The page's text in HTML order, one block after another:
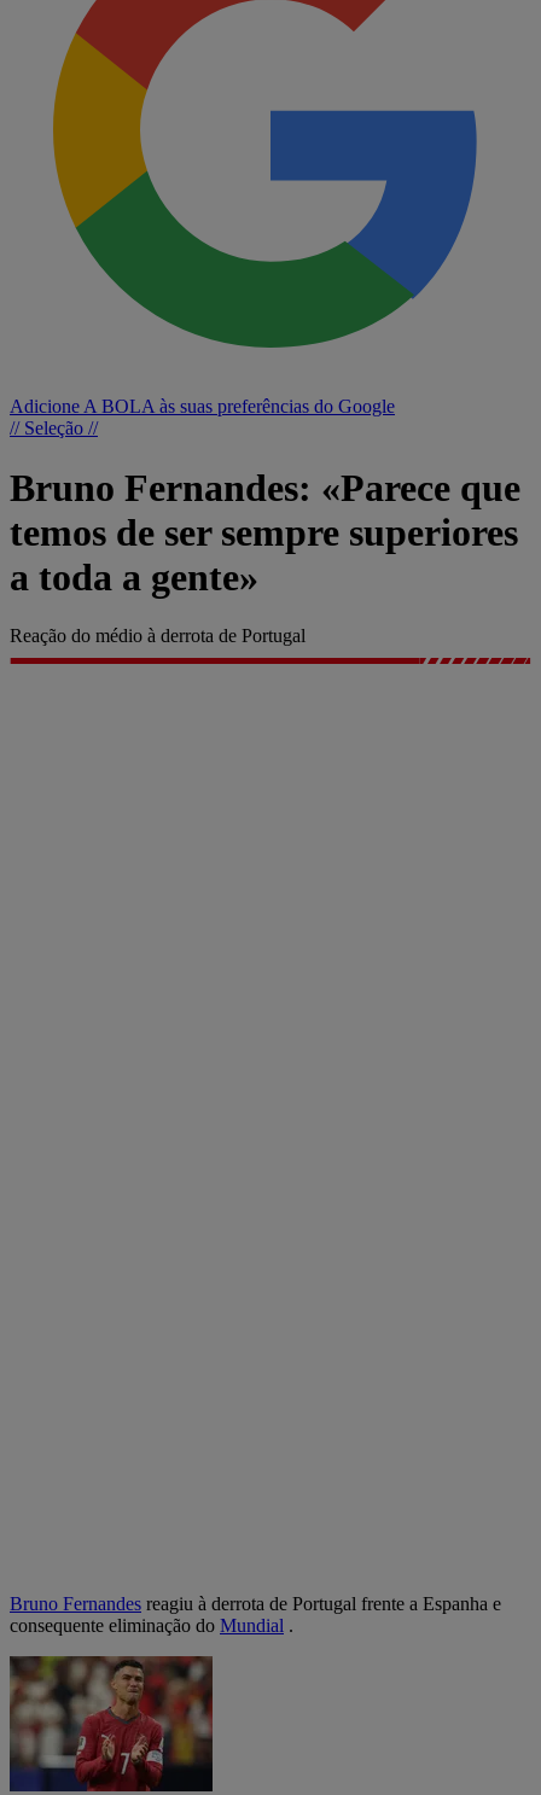
Adicione A BOLA às suas preferências do Google
// Seleção //
Bruno Fernandes: «Parece que
temos de ser sempre superiores
a toda a gente»
Reação do médio à derrota de Portugal
Bruno Fernandes reagiu à derrota de Portugal frente a Espanha e
consequente eliminação do Mundial .